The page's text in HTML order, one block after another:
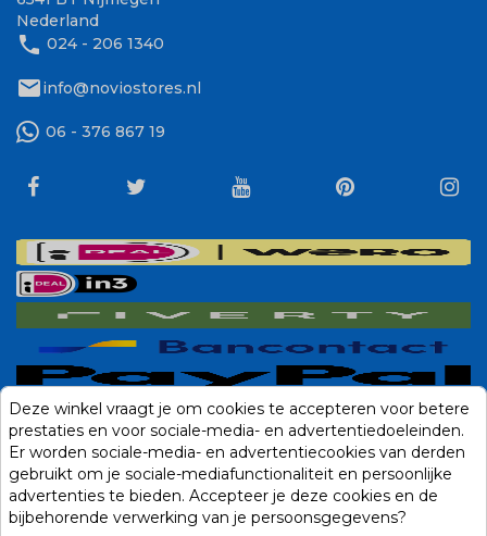
Nederland
phone 024 - 206 1340
mailinfo@noviostores.nl
06 - 376 867 19
Deze winkel vraagt je om cookies te accepteren voor betere
prestaties en voor sociale-media- en advertentiedoeleinden.
Er worden sociale-media- en advertentiecookies van derden
gebruikt om je sociale-mediafunctionaliteit en persoonlijke
advertenties te bieden. Accepteer je deze cookies en de
bijbehorende verwerking van je persoonsgegevens?